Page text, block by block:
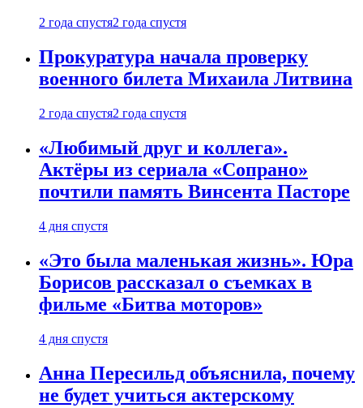
2 года спустя2 года спустя
Прокуратура начала проверку
военного билета Михаила Литвина
2 года спустя2 года спустя
«Любимый друг и коллега».
Актёры из сериала «Сопрано»
почтили память Винсента Пасторе
4 дня спустя
«Это была маленькая жизнь». Юра
Борисов рассказал о съемках в
фильме «Битва моторов»
4 дня спустя
Анна Пересильд объяснила, почему
не будет учиться актерскому